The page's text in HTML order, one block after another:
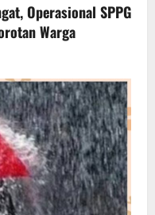
Operasional SPPG
Warga